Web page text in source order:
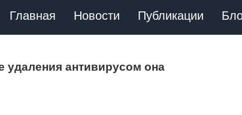
Главная Новости Публикации
удаления антивирусом она